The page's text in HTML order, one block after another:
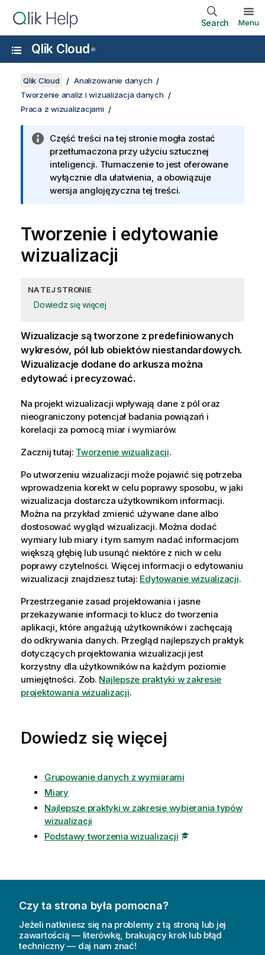
Search Menu
Qlik Cloud ®
Qlik Cloud
Analizowanie danych
Tworzenie analiz i wizualizacja danych
Praca z wizualizacjami
Część treści na tej stronie mogła zostać
przetłumaczona przy użyciu sztucznej
inteligencji. Tłumaczenie to jest oferowane
wyłącznie dla ułatwienia, a obowiązuje
wersja anglojęzyczna tej treści.
Tworzenie i edytowanie
wizualizacji
NA TEJ STRONIE
Dowiedz się więcej
Wizualizacje są tworzone z predefiniowanych
wykresów, pól lub obiektów niestandardowych.
Wizualizacje dodane do arkusza można
edytować i precyzować.
Na projekt wizualizacji wpływają dane z pól oraz
nieograniczony potencjał badania powiązań i
korelacji za pomocą miar iwymiarów.
Zacznij tutaj: Tworzenie wizualizacji.
Po utworzeniu wizualizacji może pojawić się potrzeba
wprowadzenia korekt w celu poprawy sposobu, w jaki
wizualizacja dostarcza użytkownikom informacji.
Można na przykład zmienić używane dane albo
dostosować wygląd wizualizacji. Można dodać
wymiary lub miary i tym samym nadać informacjom
większą głębię lub usunąć niektóre z nich w celu
poprawy czytelności. Więcej informacji o edytowaniu
wizualizacji znajdziesz tutaj: Edytowanie wizualizacji.
Przestrzeganie zasad projektowania i jasne
przekazywanie informacji to klucz do tworzenia
aplikacji, które angażują użytkowników i zachęcają
do odkrywania danych. Przegląd najlepszych praktyk
dotyczących projektowania wizualizacji jest
korzystny dla użytkowników na każdym poziomie
umiejętności. Zob. Najlepsze praktyki w zakresie
projektowania wizualizacji.
Dowiedz się więcej
Grupowanie danych z wymiarami
Miary
Najlepsze praktyki w zakresie wybierania typów
wizualizacji
Podstawy tworzenia wizualizacji
Czy ta strona była pomocna?
Jeżeli natkniesz się na problemy z tą stroną lub jej
zawartością — literówkę, brakujący krok lub błąd
techniczny — daj nam znać!